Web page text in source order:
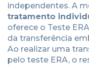
independentes. A
tratamento
oferece o Teste
da transferência
Ao realizar uma
pelo teste ERA, o